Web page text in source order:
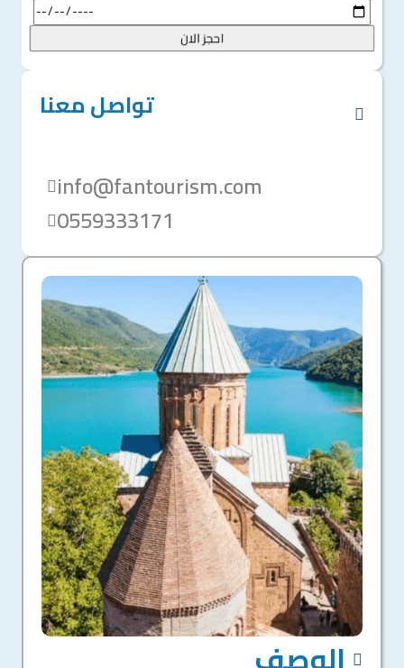
احجز الان
تواصل معنا
info@fantourism.com
0559333171